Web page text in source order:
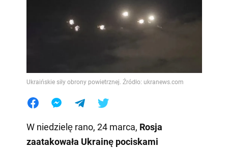
Ukraińskie siły obrony powietrznej. Źródło: ukranews.com
W niedzielę rano, 24 marca, Rosja
zaatakowała Ukrainę pociskami